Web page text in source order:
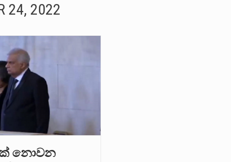
රැදවියන් 1,021 දෙනෙකු ඉකුත් වසර පහක කාලය තුලදී
බන්ධනාගාරයේ අද ඇතිවූ සිද්ධියෙන් තුවාල ලැබූ බව කියන
මස දෙවන ඉරිදා ලිට් රූම් සූම් සංවාදය පැවැත්වෙන්නේ
කාන්ත ඇමතිවරයා අධිකරණ විනිශ්චයකාරවරුන්ගේ විශ්‍රාම
පොලිස්පති පූජිත් ජයසුන්දරට සහ හිටපු ආරක්ෂක අමාත්‍යංශ
මැයි මස 31 දිනෙන් අවසන් වූ වසර තුළ ලොව පුරා විවිධ
දන්නා හඳුනන ලියන්නකුගේ නන්නාඳුනන අඩවියක සැරිසරා ලද
24, 2022
නොවන